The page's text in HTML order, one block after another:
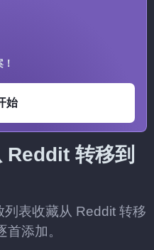
始
Reddit 转移到
表收藏从 Reddit 转移
添加。